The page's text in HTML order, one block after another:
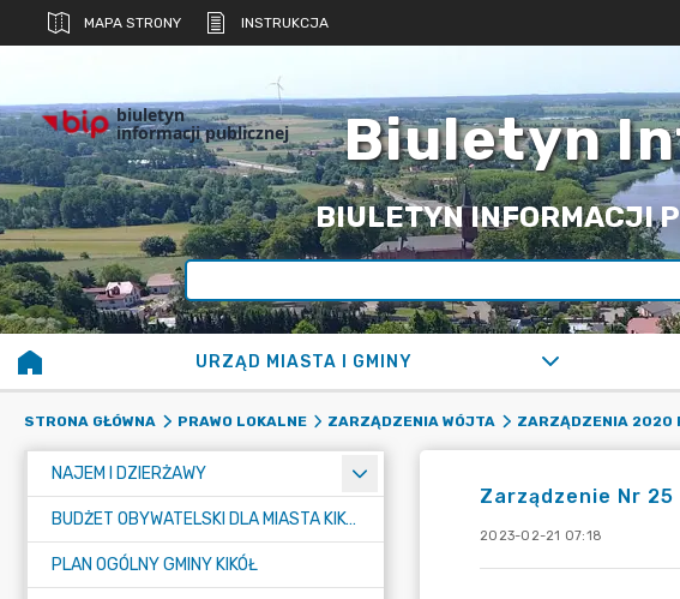
MAPA STRONY INSTRUKCJA
biuletyn
informacji publicznej Biuletyn
BIULETYN INFORMACJI
URZĄD MIASTA I GMINY
STRONA GŁÓWNA PRAWO LOKALNE ZARZĄDZENIA WÓJTA ZARZĄDZENIA 2020
NAJEM I DZIERŻAWY
BUDŻET OBYWATELSKI DLA MIASTA KIKÓŁ
PLAN OGÓLNY GMINY KIKÓŁ
Zarządzenie Nr 25
2023-02-21 07:18